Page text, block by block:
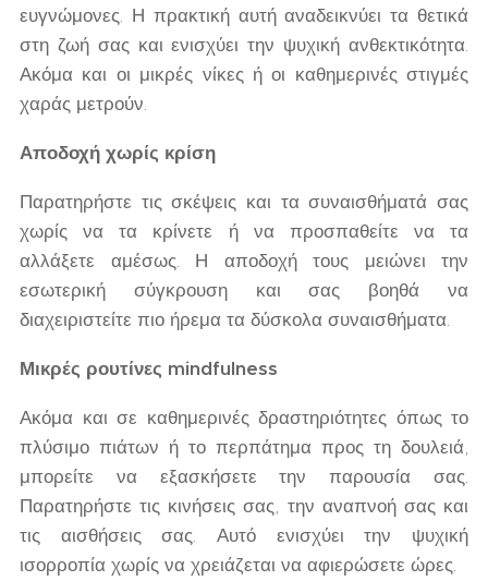
ευγνώμονες. Η πρακτική αυτή αναδεικνύει τα θετικά
στη ζωή σας και ενισχύει την ψυχική ανθεκτικότητα.
Ακόμα και οι μικρές νίκες ή οι καθημερινές στιγμές
χαράς μετρούν.
Αποδοχή χωρίς κρίση
Παρατηρήστε τις σκέψεις και τα συναισθήματά σας
χωρίς να τα κρίνετε ή να προσπαθείτε να τα
αλλάξετε αμέσως. Η αποδοχή τους μειώνει την
εσωτερική σύγκρουση και σας βοηθά να
διαχειριστείτε πιο ήρεμα τα δύσκολα συναισθήματα.
Μικρές ρουτίνες mindfulness
Ακόμα και σε καθημερινές δραστηριότητες όπως το
πλύσιμο πιάτων ή το περπάτημα προς τη δουλειά,
μπορείτε να εξασκήσετε την παρουσία σας.
Παρατηρήστε τις κινήσεις σας, την αναπνοή σας και
τις αισθήσεις σας. Αυτό ενισχύει την ψυχική
ισορροπία χωρίς να χρειάζεται να αφιερώσετε ώρες.